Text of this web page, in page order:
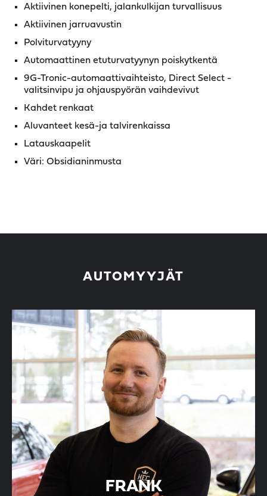
Aktiivinen konepelti, jalankulkijan turvallisuus
Aktiivinen jarruavustin
Polviturvatyyny
Automaattinen etuturvatyynyn poiskytkentä
9G-Tronic-automaattivaihteisto, Direct Select -
valitsinvipu ja ohjauspyörän vaihdevivut
Kahdet renkaat
Aluvanteet kesä-ja talvirenkaissa
Latauskaapelit
Väri: Obsidianinmusta
AUTOMYYJÄT
FRANK